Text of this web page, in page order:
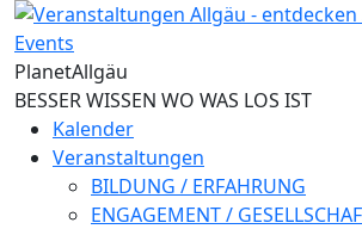
Direkt zum Inhalt
PlanetAllgäu
BESSER WISSEN WO WAS LOS IST
Kalender
Veranstaltungen
BILDUNG / ERFAHRUNG
ENGAGEMENT /